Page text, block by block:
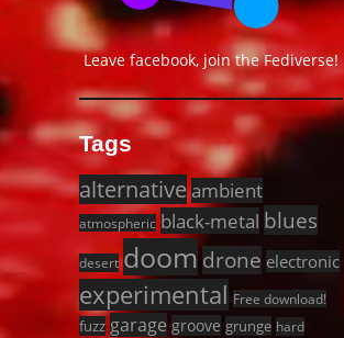
Leave facebook, join the Fediverse!
Tags
alternative ambient
atmospheric black-metal blues
desert doom drone electronic
experimental Free download!
fuzz garage groove grunge hard